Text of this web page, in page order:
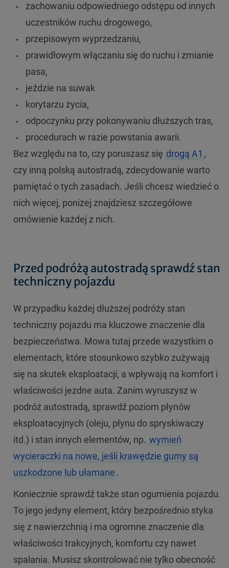
zachowaniu odpowiedniego odstępu od innych
uczestników ruchu drogowego,
przepisowym wyprzedzaniu,
prawidłowym włączaniu się do ruchu i zmianie
pasa,
jeździe na suwak
korytarzu życia,
odpoczynku przy pokonywaniu dłuższych tras,
procedurach w razie powstania awarii.
Bez względu na to, czy poruszasz się drogą A1 ,
czy inną polską autostradą, zdecydowanie warto
pamiętać o tych zasadach. Jeśli chcesz wiedzieć o
nich więcej, poniżej znajdziesz szczegółowe
omówienie każdej z nich.
Przed podróżą autostradą sprawdź stan
techniczny pojazdu
W przypadku każdej dłuższej podróży stan
techniczny pojazdu ma kluczowe znaczenie dla
bezpieczeństwa. Mowa tutaj przede wszystkim o
elementach, które stosunkowo szybko zużywają
się na skutek eksploatacji, a wpływają na komfort i
właściwości jezdne auta. Zanim wyruszysz w
podróż autostradą, sprawdź poziom płynów
eksploatacyjnych (oleju, płynu do spryskiwaczy
itd.) i stan innych elementów, np. wymień
wycieraczki na nowe, jeśli krawędzie gumy są
uszkodzone lub ułamane.
Koniecznie sprawdź także stan ogumienia pojazdu.
To jego jedyny element, który bezpośrednio styka
się z nawierzchnią i ma ogromne znaczenie dla
właściwości trakcyjnych, komfortu czy nawet
spalania. Musisz skontrolować nie tylko obecność